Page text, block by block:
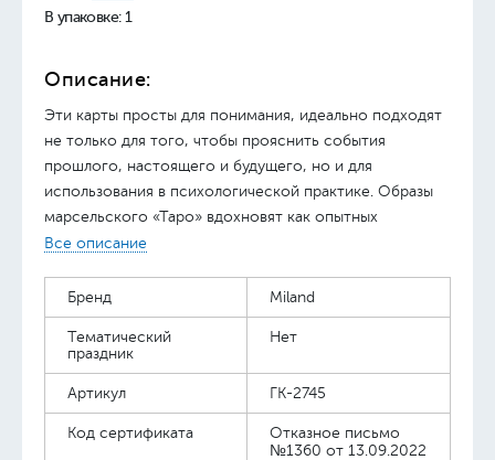
В упаковке: 1
Описание:
Эти карты просты для понимания, идеально подходят
не только для того, чтобы прояснить события
прошлого, настоящего и будущего, но и для
использования в психологической практике. Образы
марсельского «Таро» вдохновят как опытных
прорицателей, так и только вступивших на этот путь
старшего аркана, 56 младшего, 2 пустые карты),
инструкция.
Все описание
Бренд Miland
Тематический
праздник
Нет
Артикул ГК-2745
Код сертификата
Отказное письмо
№1360 от 13.09.2022